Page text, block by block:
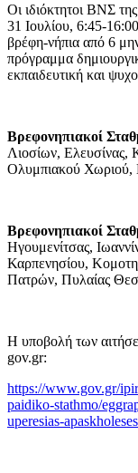
Οι ιδιόκτητοι ΒΝΣ
31 Ιουλίου, 6:45-
βρέφη-νήπια από 6
πρόγραμμα
εκπαιδευτική και
Βρεφονηπιακοί
Λιοσίων, Ελευσίνας,
Ολυμπιακού Χωριού,
Βρεφονηπιακοί
Ηγουμενίτσας,
Καρπενησίου,
Πατρών, Πυλαίας
Η υποβολή των
gov.gr:
https://www.gov.gr/
paidiko-stathmo/
uperesias-